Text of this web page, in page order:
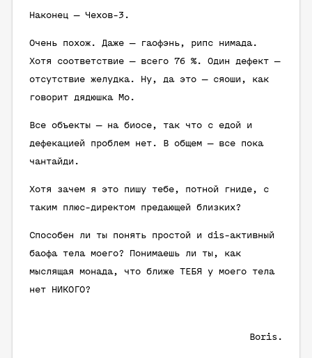
Наконец — Чехов-3.
Очень похож. Даже — гаофэнь, рипс нимада.
Хотя соответствие — всего 76 %. Один дефект —
отсутствие желудка. Ну, да это — сяоши, как
говорит дядюшка Мо.
Все объекты — на биосе, так что с едой и
дефекацией проблем нет. В общем — все пока
чантайди.
Хотя зачем я это пишу тебе, потной гниде, с
таким плюс-директом предающей близких?
Способен ли ты понять простой и dis-активный
баофа тела моего? Понимаешь ли ты, как
мыслящая монада, что ближе ТЕБЯ у моего тела
нет НИКОГО?
Boris.